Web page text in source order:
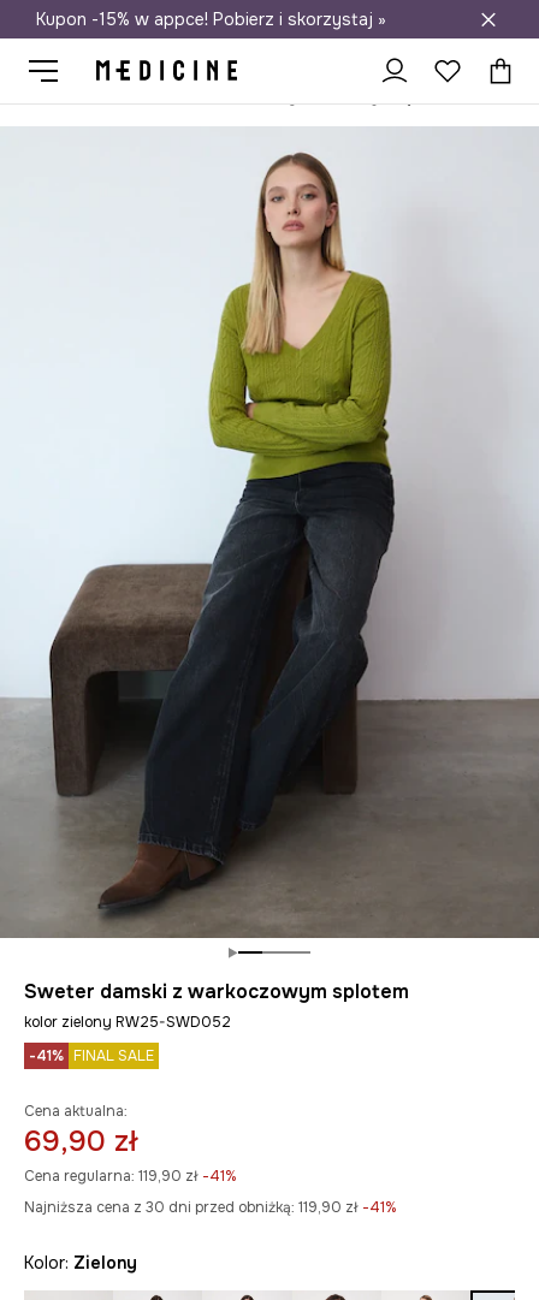
Darmowa dostawa do salonów
Kupon -15% w appce! Pobierz i skorzystaj »
Sweter damski z warkoczowym splotem
kolor zielony RW25-SWD052
-41% FINAL SALE
Cena aktualna:
69,90 zł
Cena regularna: 119,90 zł -41%
Najniższa cena z 30 dni przed obniżką: 119,90 zł -41%
Kolor: zielony